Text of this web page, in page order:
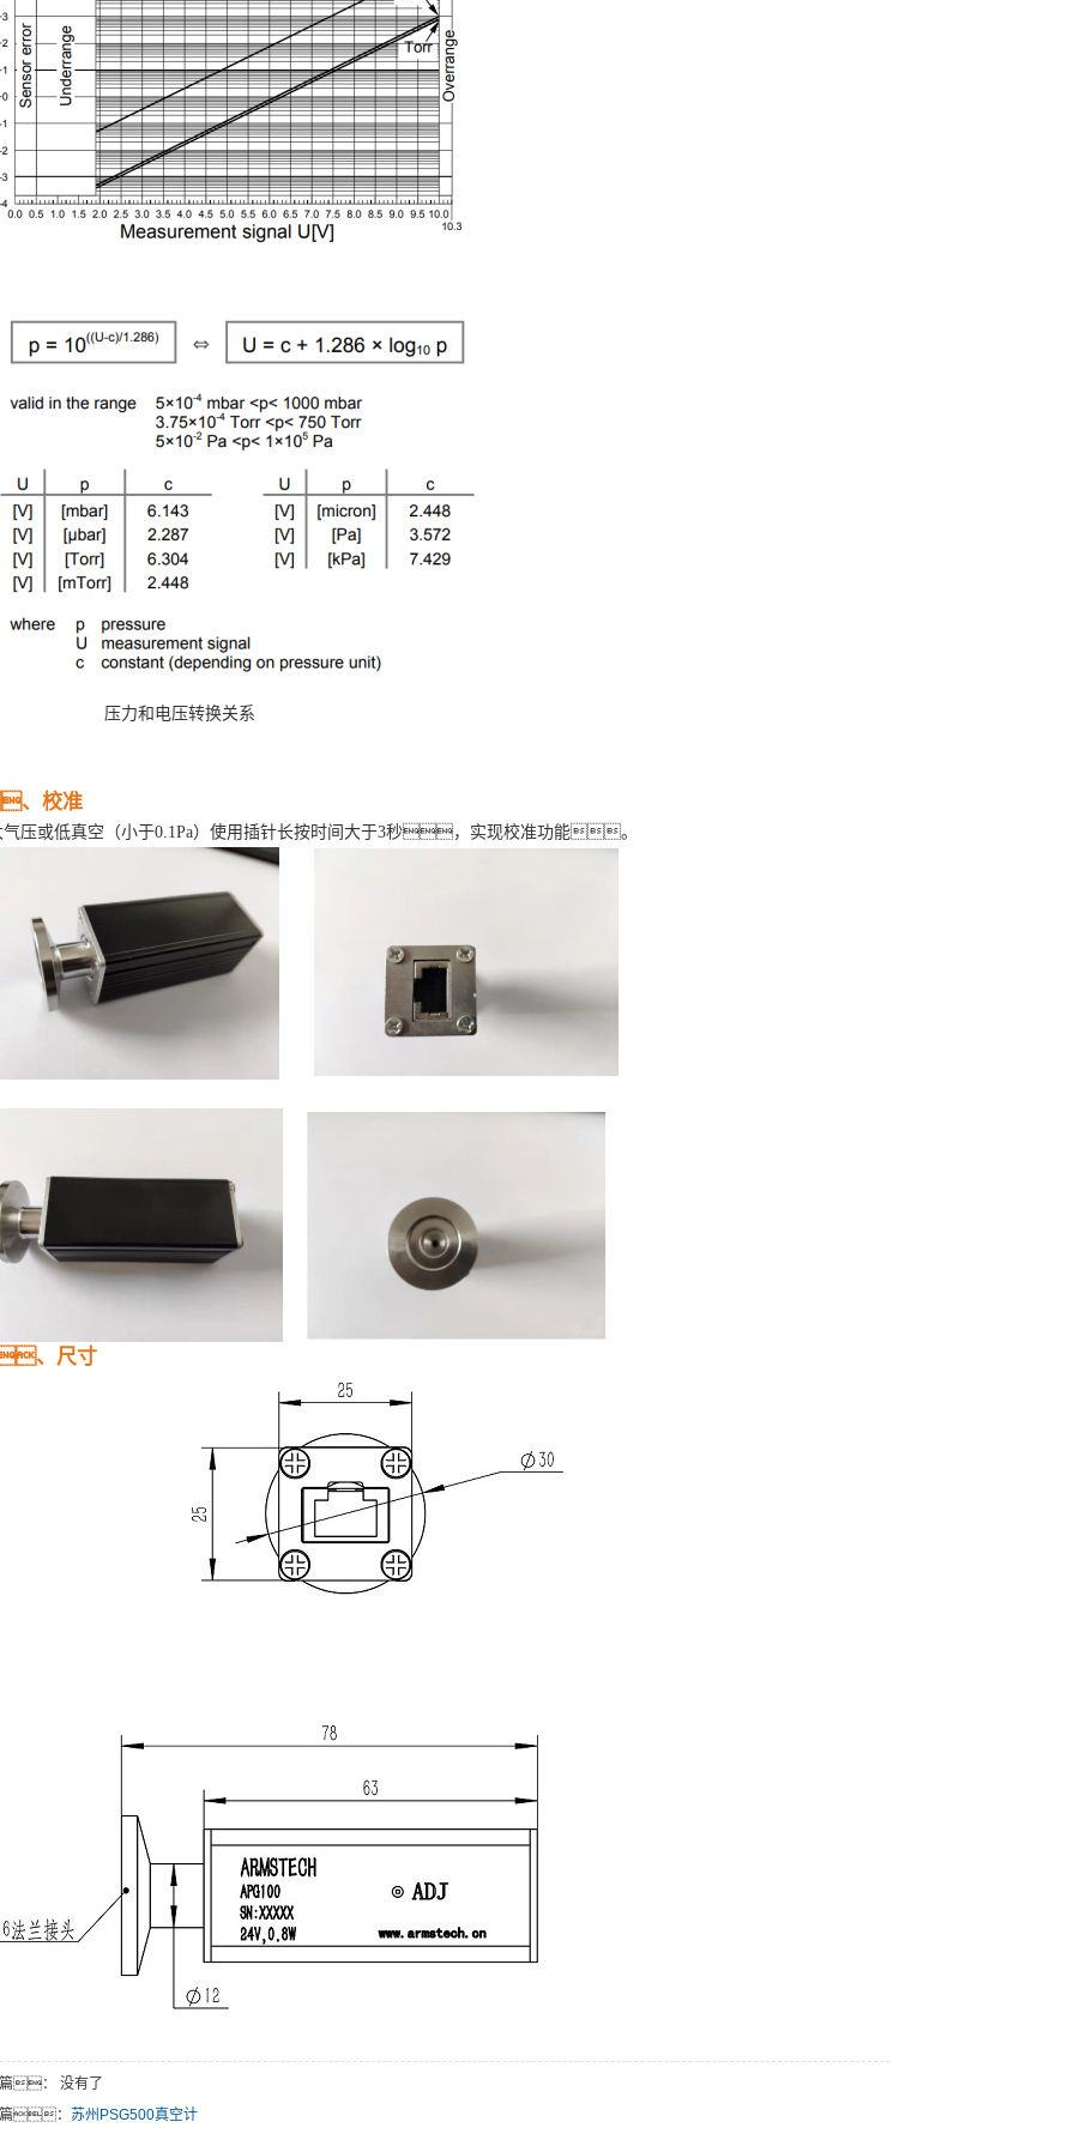
压力和电压转换关系
、校准
气压或低真空（小于0 .1Pa）使用插针长按时间大于3秒，实现校准功能。
、尺寸
： 没有了
篇：苏州PSG500真空计